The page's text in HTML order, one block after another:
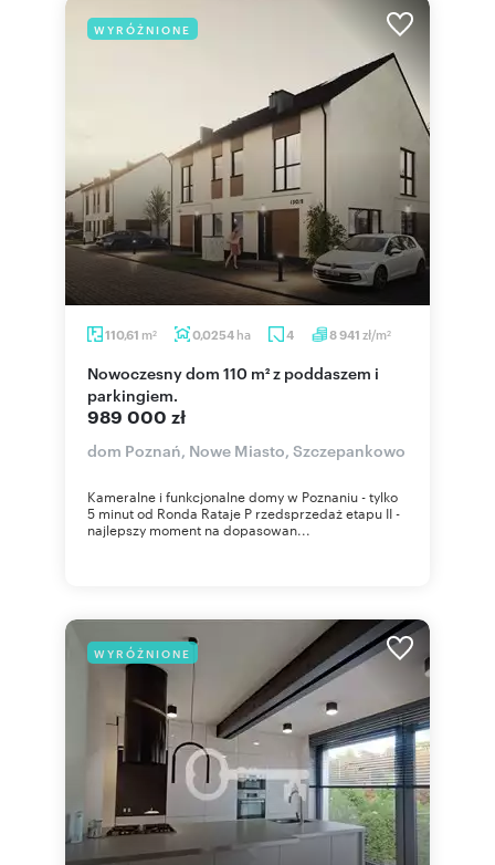
WYRÓŻNIONE
110,61 m2 0,0254 ha 4 8 941 zł/m2
Nowoczesny dom 110 m² z poddaszem i
parkingiem.
989 000 zł
dom Poznań, Nowe Miasto, Szczepankowo
Kameralne i funkcjonalne domy w Poznaniu - tylko
5 minut od Ronda Rataje P rzedsprzedaż etapu II -
najlepszy moment na dopasowan...
WYRÓŻNIONE